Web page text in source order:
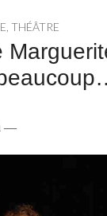
, THÉÂTRE
—